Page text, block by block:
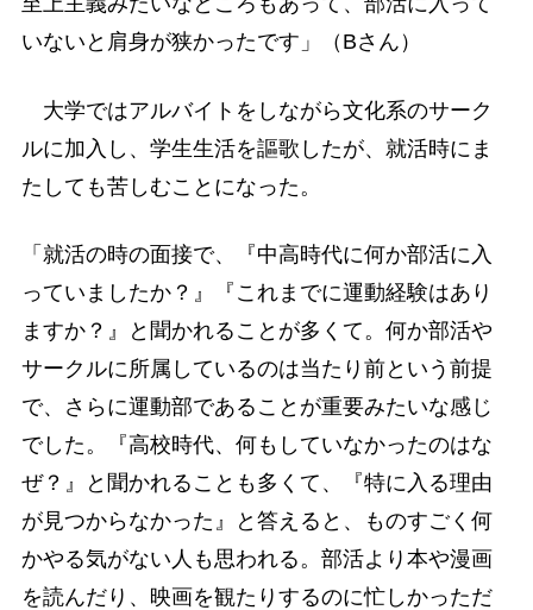
いないと肩身が狭かったです」（Bさん）
大学ではアルバイトをしながら文化系のサーク
ルに加入し、学生生活を謳歌したが、就活時にま
たしても苦しむことになった。
「就活の時の面接で、『中高時代に何か部活に入
っていましたか？』『これまでに運動経験はあり
ますか？』と聞かれることが多くて。何か部活や
サークルに所属しているのは当たり前という前提
で、さらに運動部であることが重要みたいな感じ
でした。『高校時代、何もしていなかったのはな
ぜ？』と聞かれることも多くて、『特に入る理由
が見つからなかった』と答えると、ものすごく何
かやる気がない人も思われる。部活より本や漫画
を読んだり、映画を観たりするのに忙しかっただ